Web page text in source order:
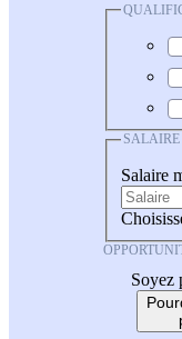
Salaire
Soyez